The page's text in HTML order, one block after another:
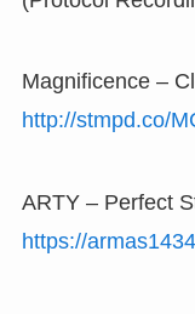
Magnificence –
http://stmpd.co/
ARTY – Perfect
https://